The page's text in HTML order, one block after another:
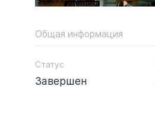
Общая информация
Статус
Завершен